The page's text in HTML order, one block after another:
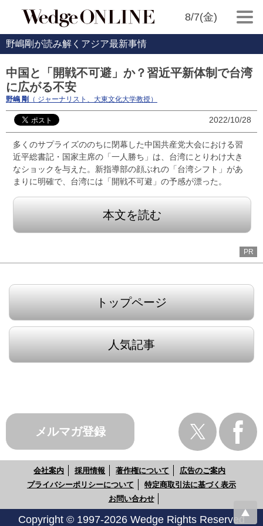
8/7(金)
野嶋剛が読み解くアジア最新事情
中国と「開戦不可避」か？習近平新体制で台湾
に広がる不安
野嶋 剛 （ ジャーナリスト、大東文化大学教授）
2022/10/28
多くのサプライズののちに閉幕した中国共産党大会における習
近平総書記・国家主席の「一人勝ち」は、台湾にとりわけ大き
なショックを与えた。新指導部の顔ぶれの「台湾シフト」があ
まりに明確で、台湾には「開戦不可避」の予感が漂った。
本文を読む
PR
トップページ
人気記事
メルマガ登録
会社案内 採用情報 著作権について
広告のご案内
プライバシーポリシーについて
特定商取引法に基づく表示
お問い合わせ
Copyright © 1997-2026 Wedge Rights Reserved